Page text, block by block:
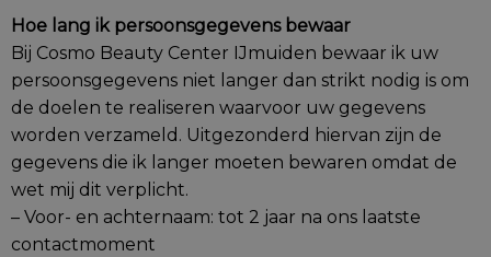
Hoe lang ik persoonsgegevens bewaar
Bij Cosmo Beauty Center IJmuiden bewaar ik uw
persoonsgegevens niet langer dan strikt nodig is om
de doelen te realiseren waarvoor uw gegevens
worden verzameld. Uitgezonderd hiervan zijn de
gegevens die ik langer moeten bewaren omdat de
wet mij dit verplicht.
– Voor- en achternaam: tot 2 jaar na ons laatste
contactmoment